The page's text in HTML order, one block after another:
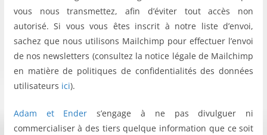
vous nous transmettez, afin d’éviter tout accès non
autorisé. Si vous vous êtes inscrit à notre liste d’envoi,
sachez que nous utilisons Mailchimp pour effectuer l’envoi
de nos newsletters (consultez la notice légale de Mailchimp
en matière de politiques de confidentialités des données
utilisateurs ici).
Adam et Ender s’engage à ne pas divulguer ni
commercialiser à des tiers quelque information que ce soit